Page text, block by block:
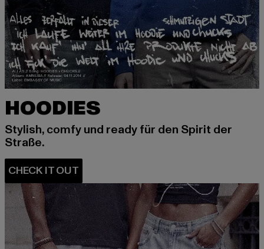
HOODIES
Stylish, comfy und ready für den Spirit der
Straße.